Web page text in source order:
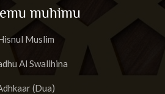
muhimu
Muslim
Al Swalihina
(Dua)